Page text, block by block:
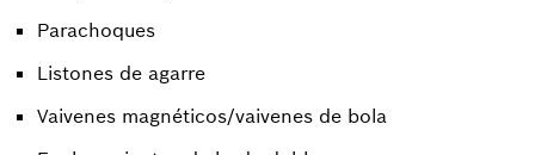
Parachoques
Listones de agarre
Vaivenes magnéticos/vaivenes de bola